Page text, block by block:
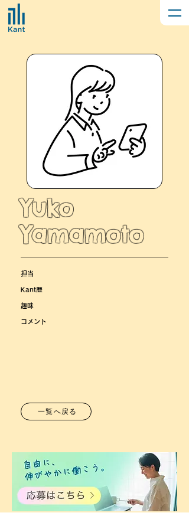
Yuko
Yamamoto
担当
Kant歴
趣味
​コメント
一覧へ戻る